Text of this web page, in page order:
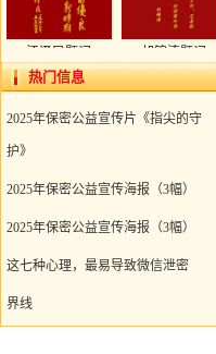
江泽民题词 胡锦涛题词
共16条1/4 上页 1 2 3 4 下页
热门信息
2025年保密公益宣传片《指尖的守
护》
2025年保密公益宣传海报（3幅）
2025年保密公益宣传海报（3幅）
这七种心理，最易导致微信泄密
界线